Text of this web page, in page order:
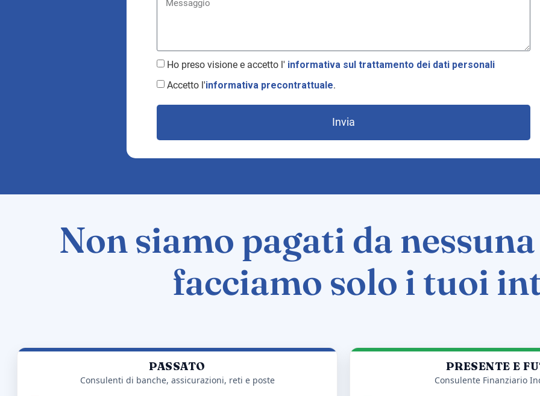
Ho preso visione e accetto l' informativa sul trattamento dei dati personali
Accetto l'informativa precontrattuale.
Invia
Non siamo pagati da
facciamo solo i tuoi
PASSATO
Consulenti di banche, assicurazioni, reti e poste
PRESENTE E
Consulente Finanziario